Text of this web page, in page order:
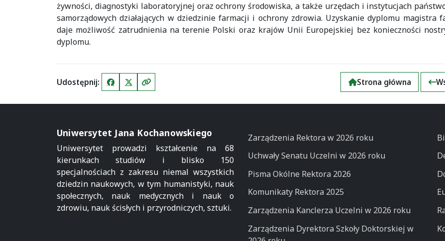
żywności, diagnostyki laboratoryjnej oraz ochrony środowiska, a także urzędach i instytucjach
samorządowych działających w dziedzinie farmacji i ochrony zdrowia. Uzyskanie dyplomu magistra
daje możliwość zatrudnienia na terenie Polski oraz krajów Unii Europejskiej bez konieczności
dyplomu.
Udostępnij: FacebookX (Twitter)Kopiuj link Strona główna
Uniwersytet Jana Kochanowskiego
Uniwersytet prowadzi kształcenie na 68
kierunkach studiów i blisko 150
specjalnościach z zakresu niemal wszystkich
dziedzin naukowych, w tym humanistyki, nauk
społecznych, nauk medycznych i nauk o
zdrowiu, nauk ścisłych i przyrodniczych, sztuki.
Zarządzenia Rektora w 2026 roku
Uchwały Senatu Uczelni w 2026 roku
Pisma Okólne Rektora 2026
Komunikaty Rektora 2025
Zarządzenia Kanclerza Uczelni w 2026 roku
Zarządzenia Dyrektora Szkoły Doktorskiej w